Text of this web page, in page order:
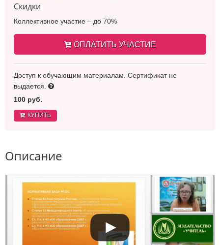
Скидки
Коллективное участие – до 70%
ОПЛАТИТЬ УЧАСТИЕ
Доступ к обучающим материалам. Сертификат не
выдается.
100 руб.
КУПИТЬ
Описание